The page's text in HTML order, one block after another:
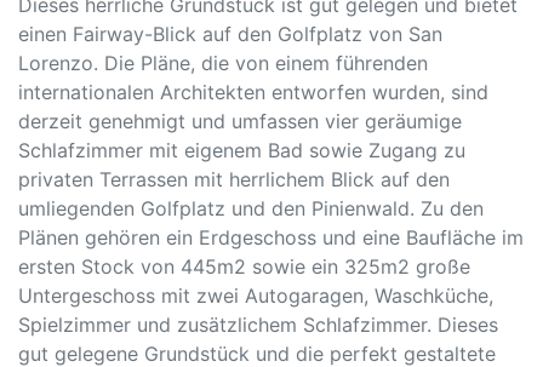
einen Fairway-Blick auf den Golfplatz von San
Lorenzo. Die Pläne, die von einem führenden
internationalen Architekten entworfen wurden, sind
derzeit genehmigt und umfassen vier geräumige
Schlafzimmer mit eigenem Bad sowie Zugang zu
privaten Terrassen mit herrlichem Blick auf den
umliegenden Golfplatz und den Pinienwald. Zu den
Plänen gehören ein Erdgeschoss und eine Baufläche im
ersten Stock von 445m2 sowie ein 325m2 große
Untergeschoss mit zwei Autogaragen, Waschküche,
Spielzimmer und zusätzlichem Schlafzimmer. Dieses
gut gelegene Grundstück und die perfekt gestaltete